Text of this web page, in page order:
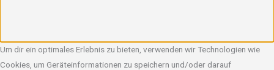
Um dir ein optimales Erlebnis zu bieten, verwenden wir Technologien wie
Cookies, um Geräteinformationen zu speichern und/oder darauf